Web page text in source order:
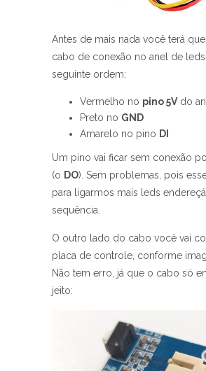
Antes de mais nada você terá
cabo de conexão no anel de
seguinte ordem:
Vermelho no pino 5Vdo
Preto no GND
Amarelo no pino DI
Um pino vai ficar sem conexão
(o DO). Sem problemas, pois
para ligarmos mais leds
sequência.
O outro lado do cabo você vai
placa de controle, conforme
Não tem erro, já que o cabo só
jeito: